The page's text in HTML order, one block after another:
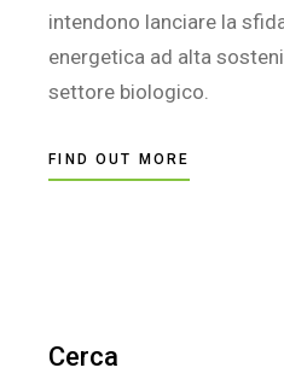
intendono lanciare la
energetica ad alta
settore biologico.
FIND OUT MORE
Cerca